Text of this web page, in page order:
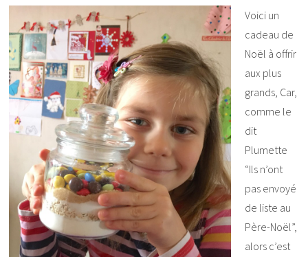
Voici un
cadeau de
Noël à offrir
aux plus
grands, Car,
comme le
dit
Plumette
“Ils n’ont
pas envoyé
de liste au
Père-Noël”,
alors c’est